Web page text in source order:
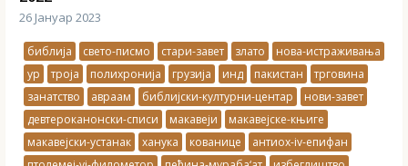
26 Јануар 2023
библија свето-писмо стари-завет злато
нова-истраживања
ур
троја полихронија грузија инд пакистан
трговина
занатство
авраам библијски-културни-центар
нови-завет
девтероканонски-списи
макавеји
макавејске-књиге
макавејски-устанак
ханука кованице
антиох-iv-епифан